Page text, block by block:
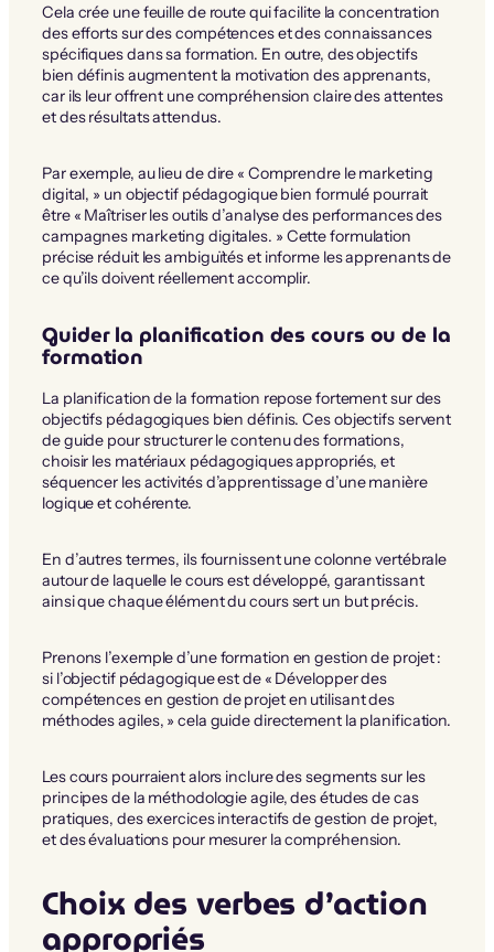
Cela crée une feuille de route qui facilite la concentration
des efforts sur des compétences et des connaissances
spécifiques dans sa formation. En outre, des objectifs
bien définis augmentent la motivation des apprenants,
car ils leur offrent une compréhension claire des attentes
et des résultats attendus.
Par exemple, au lieu de dire « Comprendre le marketing
digital, » un objectif pédagogique bien formulé pourrait
être « Maîtriser les outils d’analyse des performances des
campagnes marketing digitales. » Cette formulation
précise réduit les ambiguïtés et informe les apprenants de
ce qu’ils doivent réellement accomplir.
Guider la planification des cours ou de la
formation
La planification de la formation repose fortement sur des
objectifs pédagogiques bien définis. Ces objectifs servent
de guide pour structurer le contenu des formations,
choisir les matériaux pédagogiques appropriés, et
séquencer les activités d’apprentissage d’une manière
logique et cohérente.
En d’autres termes, ils fournissent une colonne vertébrale
autour de laquelle le cours est développé, garantissant
ainsi que chaque élément du cours sert un but précis.
Prenons l’exemple d’une formation en gestion de projet :
si l’objectif pédagogique est de « Développer des
compétences en gestion de projet en utilisant des
méthodes agiles, » cela guide directement la planification.
Les cours pourraient alors inclure des segments sur les
principes de la méthodologie agile, des études de cas
pratiques, des exercices interactifs de gestion de projet,
et des évaluations pour mesurer la compréhension.
Choix des verbes d’action
appropriés